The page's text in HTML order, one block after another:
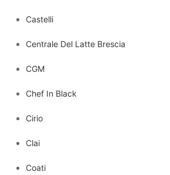
Castelli
Centrale Del Latte Brescia
CGM
Chef In Black
Cirio
Clai
Coati